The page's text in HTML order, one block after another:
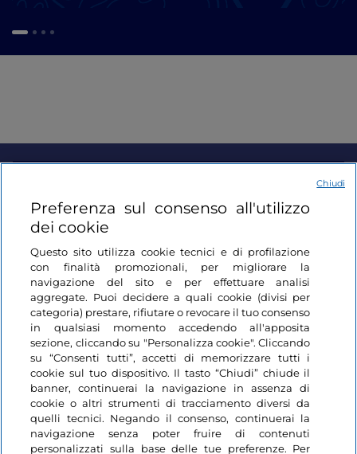
Link Utili
Login
Restiamo in contatto
Preferenza sul consenso all'utilizzo
dei cookie
Questo sito utilizza cookie tecnici e di profilazione
con finalità promozionali, per migliorare la
navigazione del sito e per effettuare analisi
aggregate. Puoi decidere a quali cookie (divisi per
categoria) prestare, rifiutare o revocare il tuo consenso
in qualsiasi momento accedendo all'apposita
sezione, cliccando su "Personalizza cookie". Cliccando
su “Consenti tutti”, accetti di memorizzare tutti i
cookie sul tuo dispositivo. Il tasto “Chiudi” chiude il
banner, continuerai la navigazione in assenza di
cookie o altri strumenti di tracciamento diversi da
quelli tecnici. Negando il consenso, continuerai la
navigazione senza poter fruire di contenuti
personalizzati sulla base delle tue preferenze. Per
Chiudi